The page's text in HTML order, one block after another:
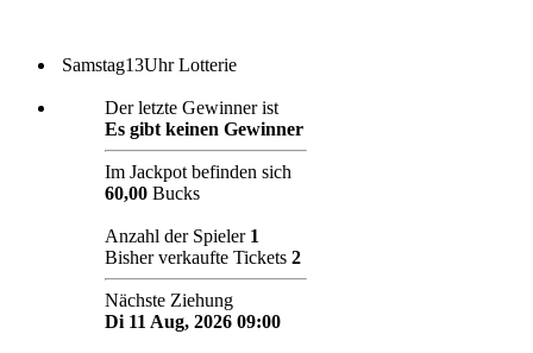
Samstag13Uhr Lotterie
Der letzte Gewinner ist
Es gibt keinen Gewinner
Im Jackpot befinden sich
60,00 Bucks
Anzahl der Spieler 1
Bisher verkaufte Tickets 2
Nächste Ziehung
Di 11 Aug, 2026 09:00